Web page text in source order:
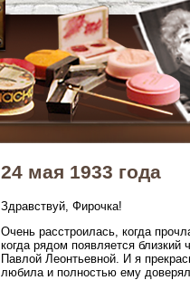
24 мая 1933 года
Здравствуй, Фирочка!
Очень расстроилась, когда
когда рядом появляется
Павлой Леонтьевной. И я
любила и полностью ему